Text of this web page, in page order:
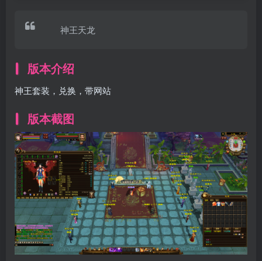
神王天龙
版本介绍
神王套装，兑换，带网站
版本截图